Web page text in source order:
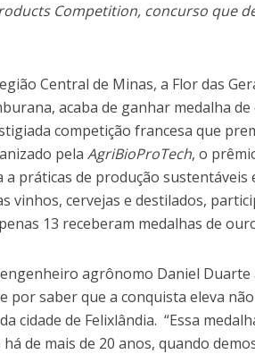
Competition, concurso que
Central de Minas, a Flor das
acaba de ganhar medalha
competição francesa que
pelaAgriBioProTech, o
práticas de produção sustentáveis
vinhos, cervejas e destilados,
13 receberam medalhas de
agrônomo Daniel
por saber que a conquista eleva
cidade de Felixlândia. “Essa
de mais de 20 anos, quando